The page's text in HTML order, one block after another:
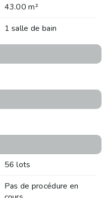
43.00 m²
1 salle de bain
56 lots
Pas de procédure en